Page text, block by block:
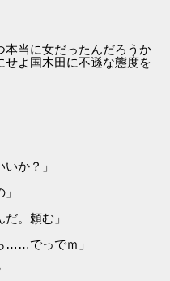
本当に女だったんだろうか
せよ国木田に不遜な態度を
か？」
。頼む」
……でっでｍ」